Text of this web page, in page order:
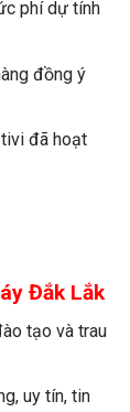
phí dự tính
đồng ý
đã hoạt
Đắk Lắk
tạo và trau
uy tín, tin